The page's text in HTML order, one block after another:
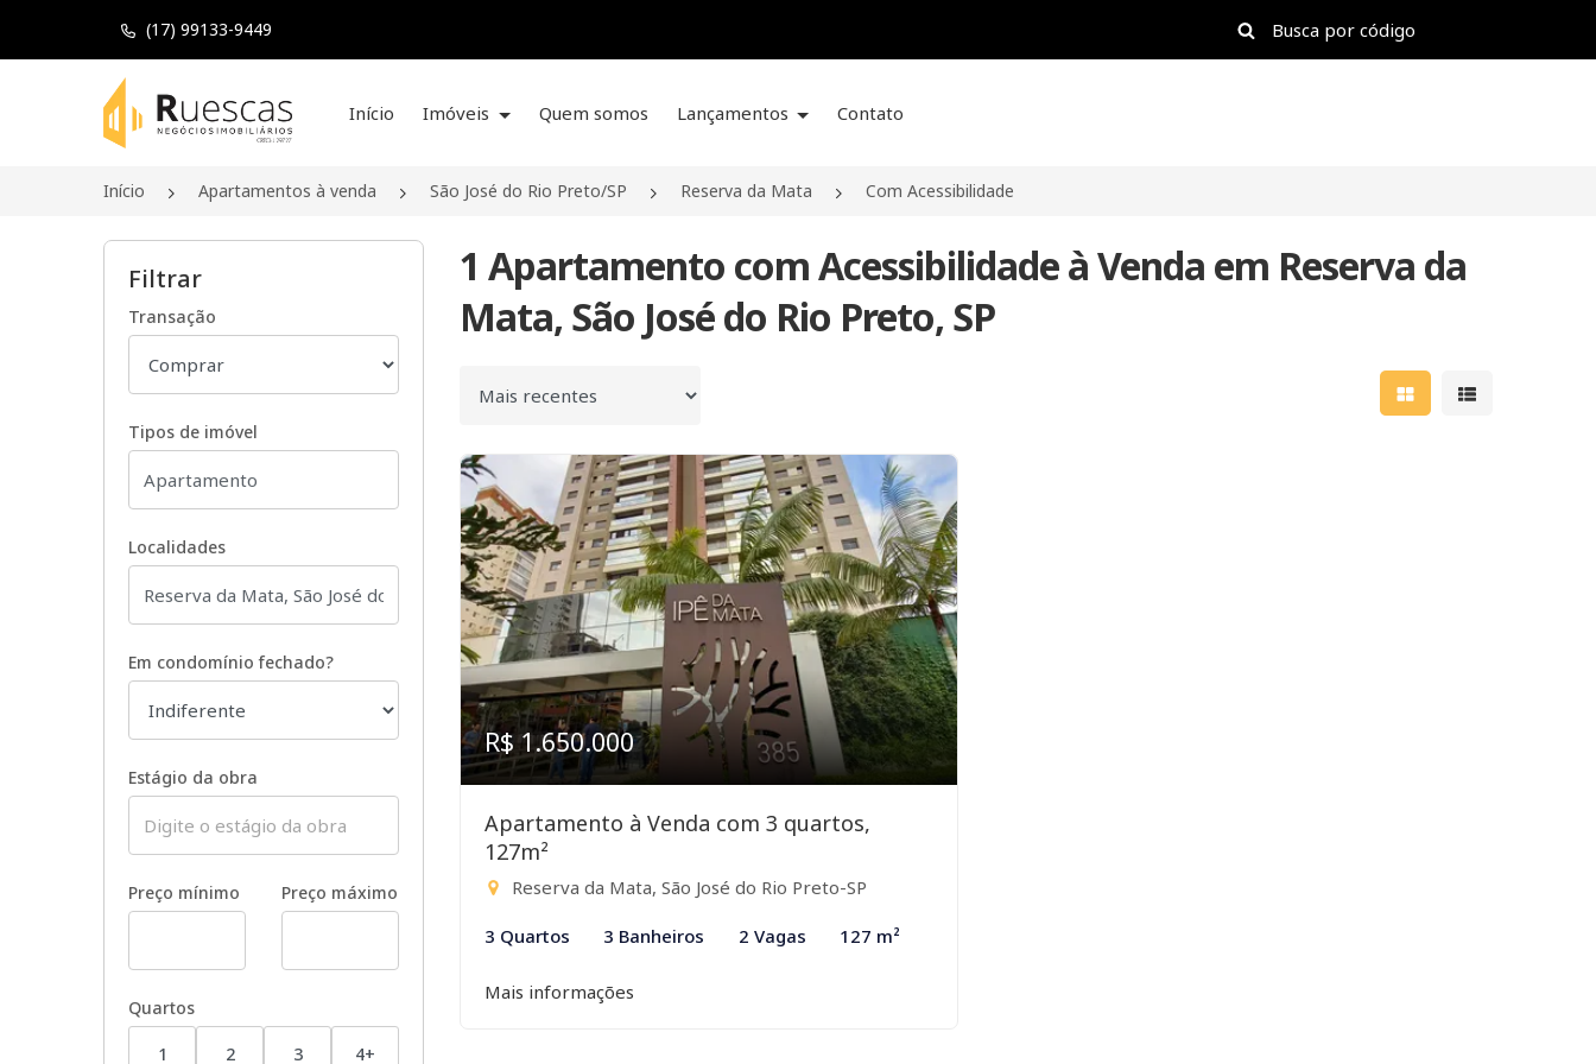
(17) 99133-9449
Página inicial
Início Imóveis Quem somos Lançamentos Contato
Início Apartamentos à venda São José do Rio Preto/SP Reserva da Mata Com Acessibilidade
Filtrar
Transação
Tipos de imóvel
Localidades
Em condomínio fechado?
Estágio da obra
Preço mínimo Preço máximo
Quartos
1 2 3 4+
1 Apartamento com Acessibilidade à Venda em Reserva da
Mata, São José do Rio Preto, SP
Ordenar por Mostrar resultados
Mostrar
R$ 1.650.000
Apartamento à Venda com 3 quartos,
127m²
Reserva da Mata, São José do Rio Preto-SP
3 Quartos 3 Banheiros 2 Vagas 127 m²
Mais informações